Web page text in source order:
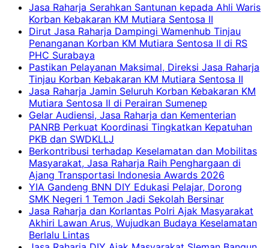
Jasa Raharja Serahkan Santunan kepada Ahli Waris
Korban Kebakaran KM Mutiara Sentosa II
Dirut Jasa Raharja Dampingi Wamenhub Tinjau
Penanganan Korban KM Mutiara Sentosa II di RS
PHC Surabaya
Pastikan Pelayanan Maksimal, Direksi Jasa Raharja
Tinjau Korban Kebakaran KM Mutiara Sentosa II
Jasa Raharja Jamin Seluruh Korban Kebakaran KM
Mutiara Sentosa II di Perairan Sumenep
Gelar Audiensi, Jasa Raharja dan Kementerian
PANRB Perkuat Koordinasi Tingkatkan Kepatuhan
PKB dan SWDKLLJ
Berkontribusi terhadap Keselamatan dan Mobilitas
Masyarakat, Jasa Raharja Raih Penghargaan di
Ajang Transportasi Indonesia Awards 2026
YIA Gandeng BNN DIY Edukasi Pelajar, Dorong
SMK Negeri 1 Temon Jadi Sekolah Bersinar
Jasa Raharja dan Korlantas Polri Ajak Masyarakat
Akhiri Lawan Arus, Wujudkan Budaya Keselamatan
Berlalu Lintas